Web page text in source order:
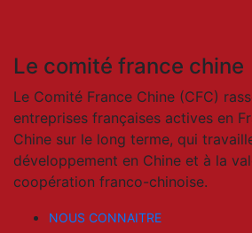
Le comité france chine
Le Comité France Chine (CFC)
entreprises françaises actives en
Chine sur le long terme, qui
développement en Chine et à la
coopération franco-chinoise.
NOUS CONNAITRE